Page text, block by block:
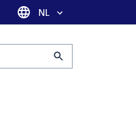
Taal selectie
NL